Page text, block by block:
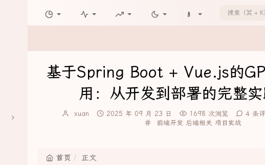
基于Spring Boot + Vue.js的
用：从开发到部署的完整
博
xuan
发
2025 年 09 月 23 日 1698 次浏览 4 条
分
前端开发 后端相关 项目实战
首页 正文